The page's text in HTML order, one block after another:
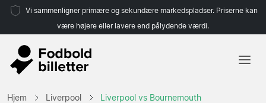
Vi sammenligner primære og sekundære markedspladser. Priserne kan
være højere eller lavere end pålydende værdi.
Hjem Liverpool Liverpool vs Bournemouth